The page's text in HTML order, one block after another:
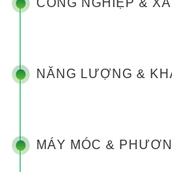
CÔNG NGHIỆP &
NĂNG LƯỢNG &
MÁY MÓC &